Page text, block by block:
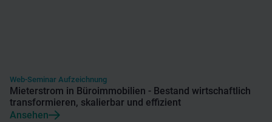
Web-Seminar Aufzeichnung
Mieterstrom in Büroimmobilien - Bestand wirtschaftlich
transformieren, skalierbar und effizient
Ansehen